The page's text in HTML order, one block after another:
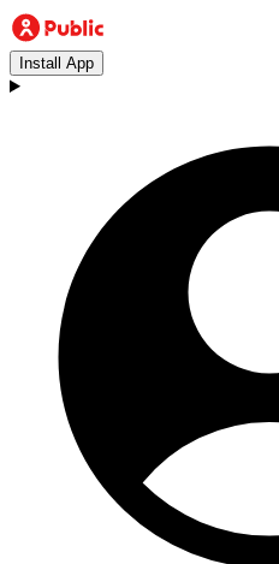
Install App